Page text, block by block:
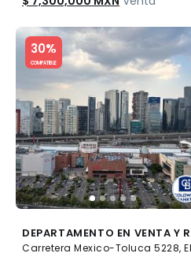
30%
COMPATIBLE
Slide 1 of 5